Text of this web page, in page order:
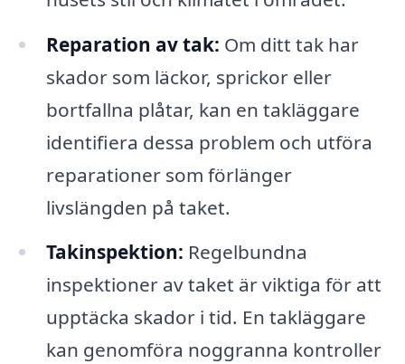
Reparation av tak: Om ditt tak har
skador som läckor, sprickor eller
bortfallna plåtar, kan en takläggare
identifiera dessa problem och utföra
reparationer som förlänger
livslängden på taket.
Takinspektion: Regelbundna
inspektioner av taket är viktiga för att
upptäcka skador i tid. En takläggare
kan genomföra noggranna kontroller